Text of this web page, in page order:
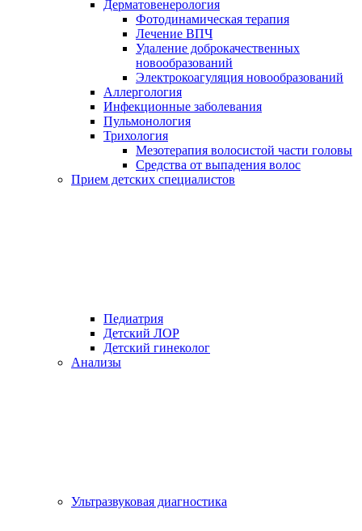
Дерматовенерология
Фотодинамическая терапия
Лечение ВПЧ
Удаление доброкачественных
новообразований
Электрокоагуляция новообразований
Аллергология
Инфекционные заболевания
Пульмонология
Трихология
Мезотерапия волосистой части головы
Средства от выпадения волос
Прием детских специалистов
Педиатрия
Детский ЛОР
Детский гинеколог
Анализы
Ультразвуковая диагностика